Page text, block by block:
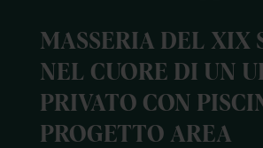
MASSERIA DEL XIX
NEL CUORE DI UN
PRIVATO CON
PROGETTO AREA